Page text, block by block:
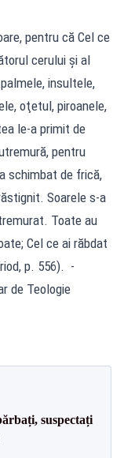
pentru că Cel ce
cerului şi al
insultele,
oţetul, piroanele,
le-a primit de
pentru
schimbat de frică,
Soarele s-a
Toate au
Cel ce ai răbdat
p. 556). -
de Teologie
suspectați